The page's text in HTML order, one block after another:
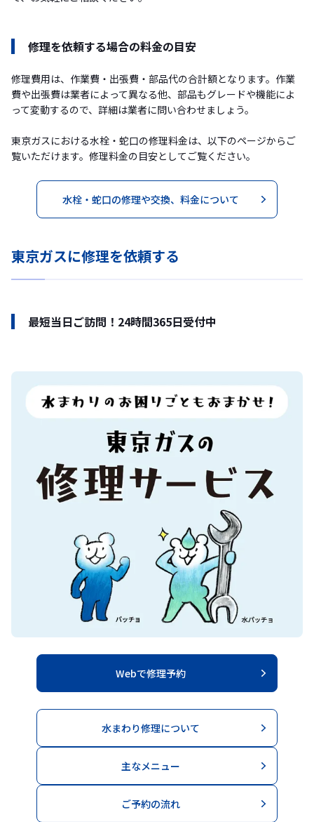
修理を依頼する場合の料金の目安
修理費用は、作業費・出張費・部品代の合計額となります。作業
費や出張費は業者によって異なる他、部品もグレードや機能によ
って変動するので、詳細は業者に問い合わせましょう。
東京ガスにおける水栓・蛇口の修理料金は、以下のページからご
覧いただけます。修理料金の目安としてご覧ください。
水栓・蛇口の修理や交換、料金について
東京ガスに修理を依頼する
最短当日ご訪問！24時間365日受付中
Webで修理予約
水まわり修理について
主なメニュー
ご予約の流れ